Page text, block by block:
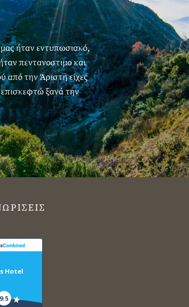
ήταν εντυπωσιακό,
πεντανοστιμο και
από την Άριστη είχες
ξανά την
Hotel
9.5